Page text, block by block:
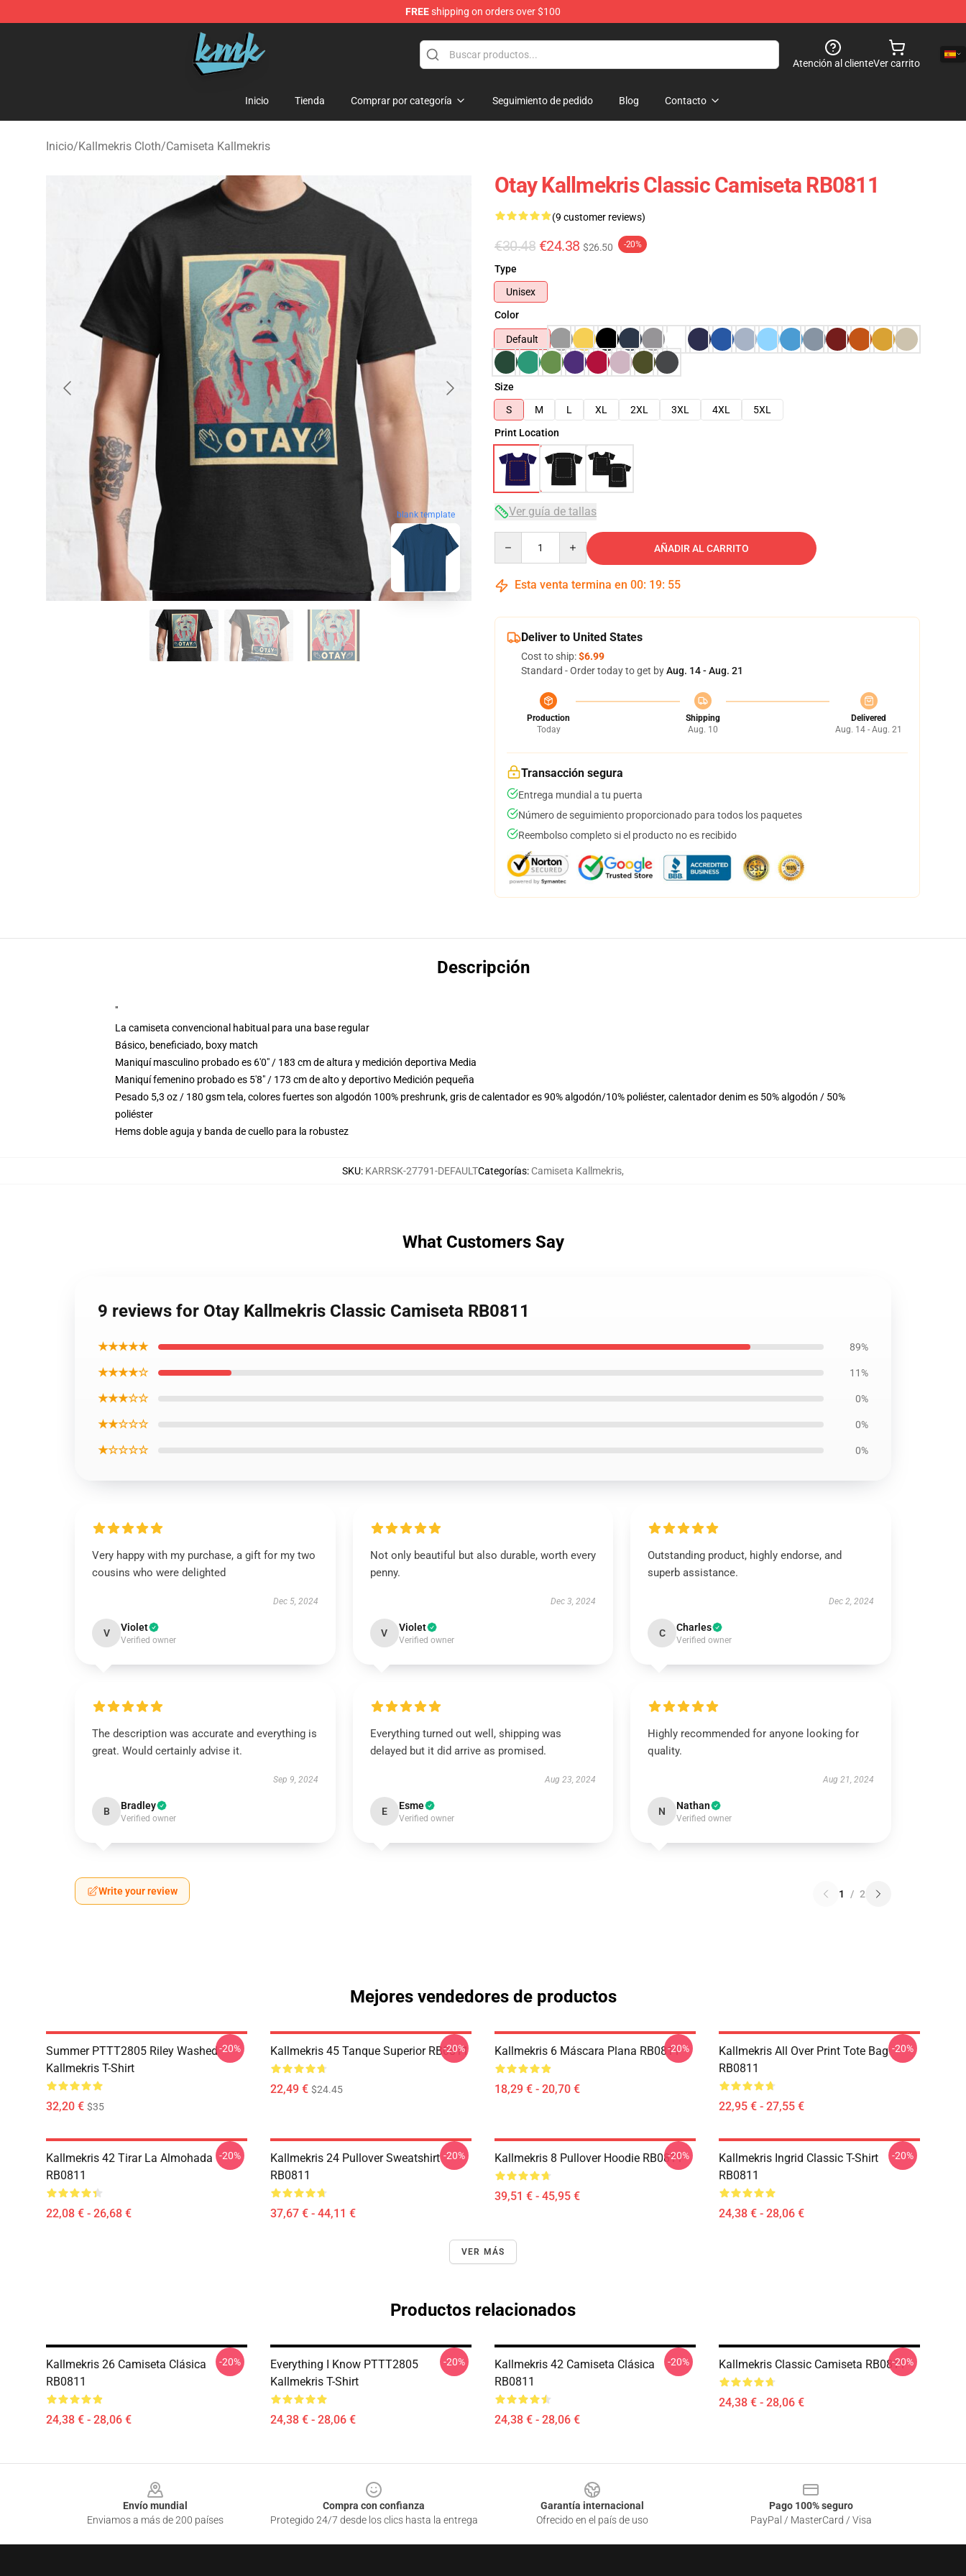
FREEshipping on orders over $100
KallMeKris Store - Official KallMeKris Merchandise Shop
Atención al clienteVer carrito
Inicio Tienda Comprar por categoría Seguimiento de pedido Blog Contacto
Inicio/Kallmekris Cloth/Camiseta Kallmekris
blank template
Otay Kallmekris Classic Camiseta RB0811
(9 customer reviews)
€30.48 €24.38 $26.50 -20%
Type
Unisex
Color
Default
Size
S
M L XL 2XL 3XL 4XL
5XL
Print Location
Ver guía de tallas
AÑADIR AL CARRITO
Esta venta termina en 00: 19: 54
Deliver to United States
Cost to ship:$6.99
Standard - Order today to get byAug. 14 - Aug. 21
Production
Today
Shipping
Aug. 10
Delivered
Aug. 14 - Aug. 21
Transacción segura
Entrega mundial a tu puerta
Número de seguimiento proporcionado para todos los paquetes
Reembolso completo si el producto no es recibido
Descripción
"
La camiseta convencional habitual para una base regular
Básico, beneficiado, boxy match
Maniquí masculino probado es 6'0" / 183 cm de altura y medición deportiva Media
Maniquí femenino probado es 5'8" / 173 cm de alto y deportivo Medición pequeña
Pesado 5,3 oz / 180 gsm tela, colores fuertes son algodón 100% preshrunk, gris de calentador es 90% algodón/10% poliéster, calentador denim es 50% algodón / 50%
poliéster
Hems doble aguja y banda de cuello para la robustez
SKU: KARRSK-27791-DEFAULTCategorías: Camiseta Kallmekris,
What Customers Say
9 reviews for Otay Kallmekris Classic Camiseta RB0811
★★★★★ 89%
★★★★☆ 11%
★★★☆☆ 0%
★★☆☆☆ 0%
★☆☆☆☆ 0%
Very happy with my purchase, a gift for my two
cousins who were delighted
Dec 5, 2024
V Violet
Verified owner
Not only beautiful but also durable, worth every
penny.
Dec 3, 2024
V Violet
Verified owner
Outstanding product, highly endorse, and
superb assistance.
Dec 2, 2024
C Charles
Verified owner
The description was accurate and everything is
great. Would certainly advise it.
Sep 9, 2024
B Bradley
Verified owner
Everything turned out well, shipping was
delayed but it did arrive as promised.
Aug 23, 2024
E Esme
Verified owner
Highly recommended for anyone looking for
quality.
Aug 21, 2024
N Nathan
Verified owner
Write your review 1 / 2
Mejores vendedores de productos
Summer PTTT2805 Riley Washed
Kallmekris T-Shirt
32,20 € $35
-20% Kallmekris 45 Tanque Superior RB0811
22,49 € $24.45
-20% Kallmekris 6 Máscara Plana RB0811
18,29 € - 20,70 €
-20%
Kallmekris All Over Print Tote Bag
RB0811
22,95 € - 27,55 €
-20%
Kallmekris 42 Tirar La Almohada
RB0811
22,08 € - 26,68 €
-20%
Kallmekris 24 Pullover Sweatshirt
RB0811
37,67 € - 44,11 €
-20% Kallmekris 8 Pullover Hoodie RB0811
39,51 € - 45,95 €
-20%
Kallmekris Ingrid Classic T-Shirt
RB0811
24,38 € - 28,06 €
-20%
VER MÁS
Productos relacionados
Kallmekris 26 Camiseta Clásica
RB0811
24,38 € - 28,06 €
-20%
Everything I Know PTTT2805
Kallmekris T-Shirt
24,38 € - 28,06 €
-20%
Kallmekris 42 Camiseta Clásica
RB0811
24,38 € - 28,06 €
-20% Kallmekris Classic Camiseta RB0811
24,38 € - 28,06 €
-20%
Envío mundial
Enviamos a más de 200 países
Compra con confianza
Protegido 24/7 desde los clics hasta la entrega
Garantía internacional
Ofrecido en el país de uso
Pago 100% seguro
PayPal / MasterCard / Visa